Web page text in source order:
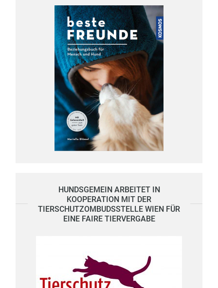
HUNDSGEMEIN ARBEITET IN
KOOPERATION MIT DER
TIERSCHUTZOMBUDSSTELLE WIEN FÜR
EINE FAIRE TIERVERGABE